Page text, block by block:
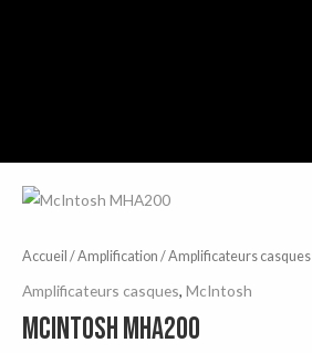
Accueil /Amplification /Amplificateurs casques
Amplificateurs casques, McIntosh
McIntosh MHA200